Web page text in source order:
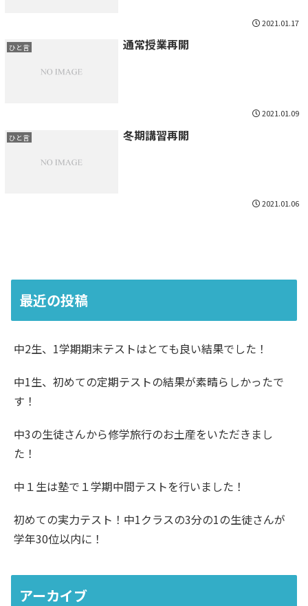
2021.01.17
ひと言 通常授業再開
2021.01.09
ひと言 冬期講習再開
2021.01.06
最近の投稿
中2生、1学期期末テストはとても良い結果でした！
中1生、初めての定期テストの結果が素晴らしかったで
す！
中3の生徒さんから修学旅行のお土産をいただきまし
た！
中１生は塾で１学期中間テストを行いました！
初めての実力テスト！中1クラスの3分の1の生徒さんが
学年30位以内に！
アーカイブ